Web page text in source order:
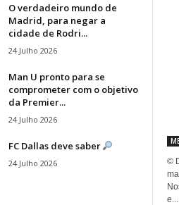
O verdadeiro mundo de
Madrid, para negar a
cidade de Rodri...
24 Julho 2026
Man U pronto para se
comprometer com o objetivo
da Premier...
24 Julho 2026
FC Dallas deve saber
24 Julho 2026
©
e...